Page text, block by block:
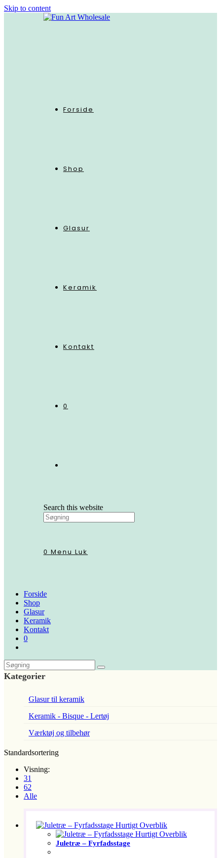
Skip to content
Forside
Shop
Glasur
Keramik
Kontakt
0
Search this website
0 Menu Luk
Forside
Shop
Glasur
Keramik
Kontakt
0
Kategorier
Glasur til keramik
Keramik - Bisque - Lertøj
Værktøj og tilbehør
Standardsortering
Visning:
31
62
Alle
Hurtigt Overblik
Hurtigt Overblik
Juletræ – Fyrfadsstage